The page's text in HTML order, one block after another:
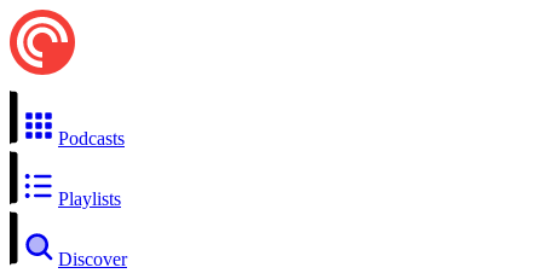
Podcasts
Playlists
Discover